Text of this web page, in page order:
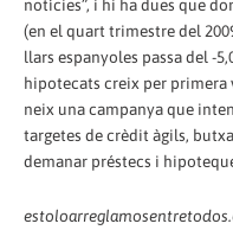
notícies”, i hi ha dues que
(en el quart trimestre del
llars espanyoles passa del -
hipotecats creix per primera
neix una campanya que
targetes de crèdit àgils,
demanar préstecs i